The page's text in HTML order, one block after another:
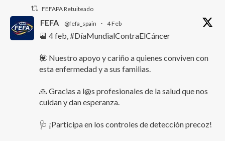
FEFAPA Retuiteado
FEFA @fefa_spain · 4 Feb
📆 4 feb, #DíaMundialContraElCáncer
💟 Nuestro apoyo y cariño a quienes conviven con
esta enfermedad y a sus familias.
🙏 Gracias a l@s profesionales de la salud que nos
cuidan y dan esperanza.
🩺 ¡Participa en los controles de detección precoz!